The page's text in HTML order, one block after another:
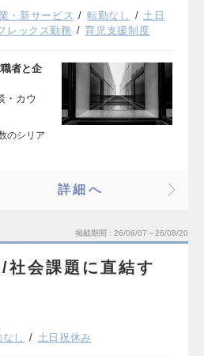
・新サービス 転勤なし
土日
レックス勤務 育児支援制度
者と企
・カウ
のシリア
詳細へ
掲載期間 26/08/07～26/08/20
会課題に直結す
し 土日祝休み